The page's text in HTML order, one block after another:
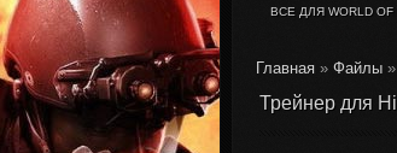
ВСЕ ДЛЯ WORLD OF
Главная » Файлы »
Трейнер для